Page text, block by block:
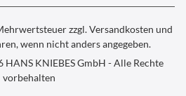
zzgl.Versandkosten und
wenn nicht anders angegeben.
KNIEBES GmbH - Alle Rechte
vorbehalten